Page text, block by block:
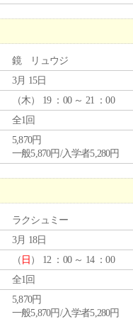
鏡 リュウジ
3月 15日
（木） 19 ：00 ～ 21 ：00
全1回
5,870円
一般5,870円/入学者5,280円
ラクシュミー
3月 18日
（ 日 ） 12 ：00 ～ 14 ：00
全1回
5,870円
一般5,870円/入学者5,280円